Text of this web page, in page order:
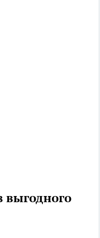
выгодного